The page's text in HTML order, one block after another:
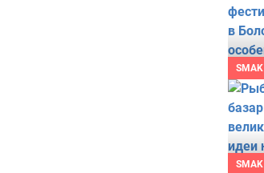
SMAK
SMAK